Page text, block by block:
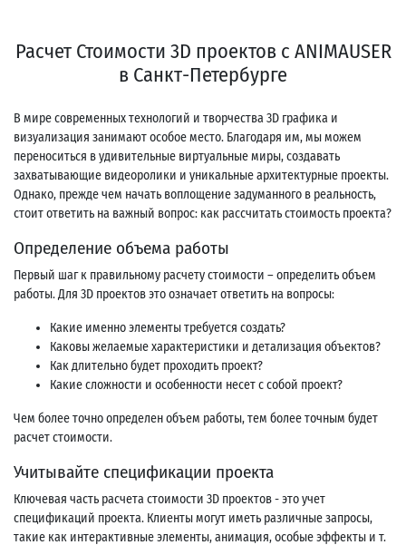
Расчет Стоимости 3D проектов с ANIMAUSER
в Санкт-Петербурге
В мире современных технологий и творчества 3D графика и
визуализация занимают особое место. Благодаря им, мы можем
переноситься в удивительные виртуальные миры, создавать
захватывающие видеоролики и уникальные архитектурные проекты.
Однако, прежде чем начать воплощение задуманного в реальность,
стоит ответить на важный вопрос: как рассчитать стоимость проекта?
Определение объема работы
Первый шаг к правильному расчету стоимости – определить объем
работы. Для 3D проектов это означает ответить на вопросы:
Какие именно элементы требуется создать?
Каковы желаемые характеристики и детализация объектов?
Как длительно будет проходить проект?
Какие сложности и особенности несет с собой проект?
Чем более точно определен объем работы, тем более точным будет
расчет стоимости.
Учитывайте спецификации проекта
Ключевая часть расчета стоимости 3D проектов - это учет
спецификаций проекта. Клиенты могут иметь различные запросы,
такие как интерактивные элементы, анимация, особые эффекты и т.